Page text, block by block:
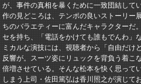
が、事件の真相を暴くために一致団結し
作の見どころは、テンポの良いストーリー
ちのバラエティーに富んだキャラクターだ
セを持ち、「電話をかけても誰もでんわ」
ミカルな演技には、視聴者から「自由だけ
反響が。スーツ姿にリュックを背負う着こ
倍増させている。そんな松本を快く思って
しまう上司・佐田篤弘は香川照之が演じて